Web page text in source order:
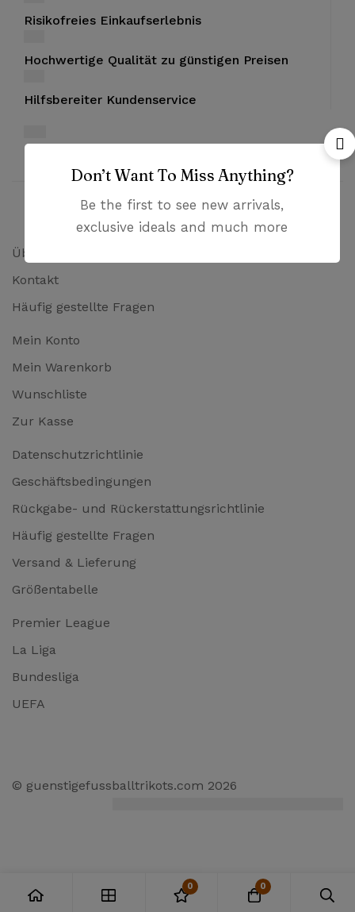
Risikofreies Einkaufserlebnis
Hochwertige Qualität zu günstigen Preisen
Hilfsbereiter Kundenservice
Über uns
Kontakt
Häufig gestellte Fragen
Mein Konto
Mein Warenkorb
Wunschliste
Zur Kasse
Datenschutzrichtlinie
Geschäftsbedingungen
Rückgabe- und Rückerstattungsrichtlinie
Häufig gestellte Fragen
Versand & Lieferung
Größentabelle
Premier League
La Liga
Bundesliga
UEFA
© guenstigefussballtrikots.com 2026
Don’t Want To Miss Anything?
Be the first to see new arrivals,
exclusive ideals and much more
0 0